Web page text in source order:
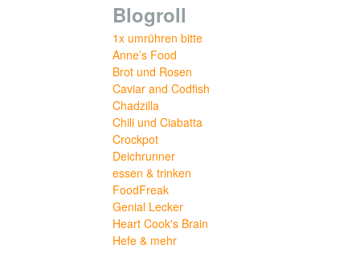
Blogroll
1x umrühren bitte
Anne’s Food
Brot und Rosen
Caviar and Codfish
Chadzilla
Chili und Ciabatta
Crockpot
Deichrunner
essen & trinken
FoodFreak
Genial Lecker
Heart Cook's Brain
Hefe & mehr